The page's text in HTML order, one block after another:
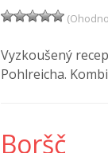
Vyzkoušený
Pohlreicha.
Boršč